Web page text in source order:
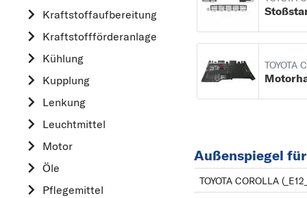
Kraftstoff­aufbereitung
Kraftstoff­förderanlage
Kühlung
Kupplung
Lenkung
Leuchtmittel
Motor
Öle
Pflegemittel
BMW
C
CHEVROLET
DACIA
DAIHATSU
TOYOTA
Außenspiegel für
TOYOTA COROLLA